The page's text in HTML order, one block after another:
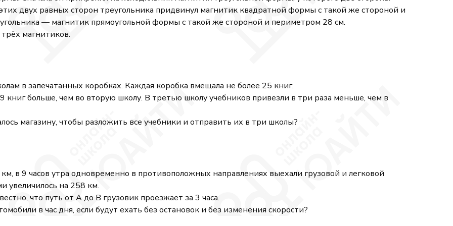
двух равных сторон треугольника придвинул магнитик квадратной формы с такой же стороной и
— магнитик прямоугольной формы с такой же стороной и периметром 28 см.
магнитиков.
в запечатанных коробках. Каждая коробка вмещала не более 25 книг.
книг больше, чем во вторую школу. В третью школу учебников привезли в три раза меньше, чем в
магазину, чтобы разложить все учебники и отправить их в три школы?
в 9 часов утра одновременно в противоположных направлениях выехали грузовой и легковой
увеличилось на 258 км.
что путь от A до B грузовик проезжает за 3 часа.
в час дня, если будут ехать без остановок и без изменения скорости?